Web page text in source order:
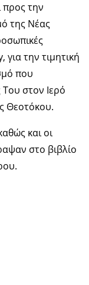
προς την
της Νέας
για την τιμητική
που
στον Ιερό
Θεοτόκου.
και οι
στο βιβλίο